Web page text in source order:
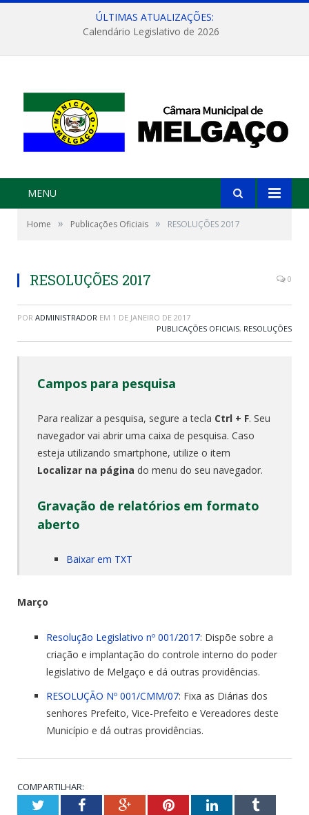
ÚLTIMAS ATUALIZAÇÕES:
Calendário Legislativo de 2026
MENU
Home » Publicações Oficiais » RESOLUÇÕES 2017
RESOLUÇÕES 2017 0
POR ADMINISTRADOR EM 1 DE JANEIRO DE 2017
PUBLICAÇÕES OFICIAIS, RESOLUÇÕES
Campos para pesquisa
Para realizar a pesquisa, segure a tecla Ctrl + F. Seu
navegador vai abrir uma caixa de pesquisa. Caso
esteja utilizando smartphone, utilize o item
Localizar na página do menu do seu navegador.
Gravação de relatórios em formato
aberto
Baixar em TXT
Março
Resolução Legislativo nº 001/2017: Dispõe sobre a
criação e implantação do controle interno do poder
legislativo de Melgaço e dá outras providências.
RESOLUÇÃO Nº 001/CMM/07: Fixa as Diárias dos
senhores Prefeito, Vice-Prefeito e Vereadores deste
Município e dá outras providências.
COMPARTILHAR:
TwitterFacebookGoogle+PinterestLinkedInTumblr